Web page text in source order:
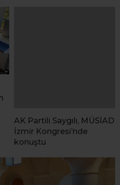
AK Partili Saygılı, MÜSİAD
İzmir Kongresi’nde
konuştu